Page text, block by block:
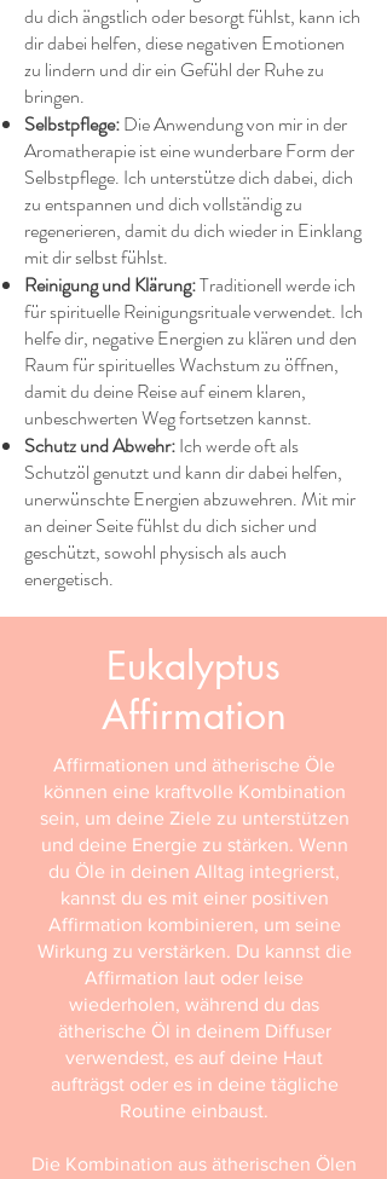
du dich ängstlich oder besorgt fühlst, kann ich
dir dabei helfen, diese negativen Emotionen
zu lindern und dir ein Gefühl der Ruhe zu
bringen.
Selbstpflege:Die Anwendung von mir in der
Aromatherapie ist eine wunderbare Form der
Selbstpflege. Ich unterstütze dich dabei, dich
zu entspannen und dich vollständig zu
regenerieren, damit du dich wieder in Einklang
mit dir selbst fühlst.
Reinigung und Klärung:Traditionell werde ich
für spirituelle Reinigungsrituale verwendet. Ich
helfe dir, negative Energien zu klären und den
Raum für spirituelles Wachstum zu öffnen,
damit du deine Reise auf einem klaren,
unbeschwerten Weg fortsetzen kannst.
Schutz und Abwehr:Ich werde oft als
Schutzöl genutzt und kann dir dabei helfen,
unerwünschte Energien abzuwehren. Mit mir
an deiner Seite fühlst du dich sicher und
geschützt, sowohl physisch als auch
energetisch.
Eukalyptus
Affirmation
Affirmationen und ätherische Öle
können eine kraftvolle Kombination
sein, um deine Ziele zu unterstützen
und deine Energie zu stärken. Wenn
du Öle in deinen Alltag integrierst,
kannst du es mit einer positiven
Affirmation kombinieren, um seine
Wirkung zu verstärken. Du kannst die
Affirmation laut oder leise
wiederholen, während du das
ätherische Öl in deinem Diffuser
verwendest, es auf deine Haut
aufträgst oder es in deine tägliche
Routine einbaust.
Die Kombination aus ätherischen Ölen